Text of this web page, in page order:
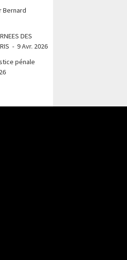
Bernard
DES
-9 Avr. 2026
pénale